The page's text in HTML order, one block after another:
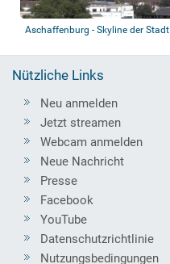
Aschaffenburg - Skyline der Stadt
Nützliche Links
Neu anmelden
Jetzt streamen
Webcam anmelden
Neue Nachricht
Presse
Facebook
YouTube
Datenschutzrichtlinie
Nutzungsbedingungen